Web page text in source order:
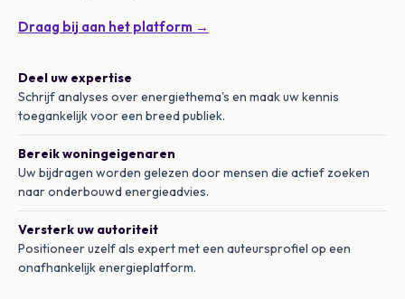
Draag bij aan het platform →
Deel uw expertise
Schrijf analyses over energiethema's en maak uw kennis
toegankelijk voor een breed publiek.
Bereik woningeigenaren
Uw bijdragen worden gelezen door mensen die actief zoeken
naar onderbouwd energieadvies.
Versterk uw autoriteit
Positioneer uzelf als expert met een auteursprofiel op een
onafhankelijk energieplatform.